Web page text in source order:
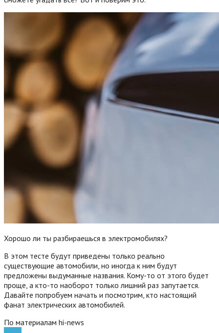
Хорошо ли ты разбираешься в электромобилях?
В этом тесте будут приведены только реально
существующие автомобили, но иногда к ним будут
предложены выдуманные названия. Кому-то от этого будет
проще, а кто-то наоборот только лишний раз запутается.
Давайте попробуем начать и посмотрим, кто настоящий
фанат электрических автомобилей.
По материалам hi-news